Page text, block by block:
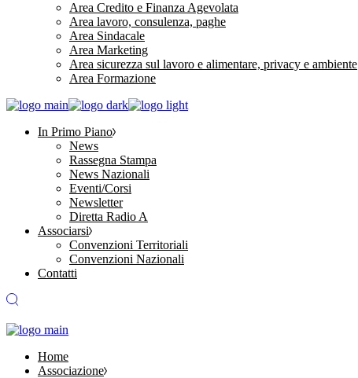
Area Credito e Finanza Agevolata
Area lavoro, consulenza, paghe
Area Sindacale
Area Marketing
Area sicurezza sul lavoro e alimentare, privacy e ambiente
Area Formazione
In Primo Piano
News
Rassegna Stampa
News Nazionali
Eventi/Corsi
Newsletter
Diretta Radio A
Associarsi
Convenzioni Territoriali
Convenzioni Nazionali
Contatti
Home
Associazione